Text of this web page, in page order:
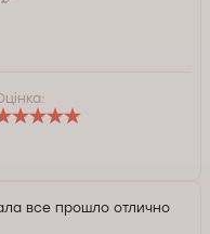
все прошло отлично